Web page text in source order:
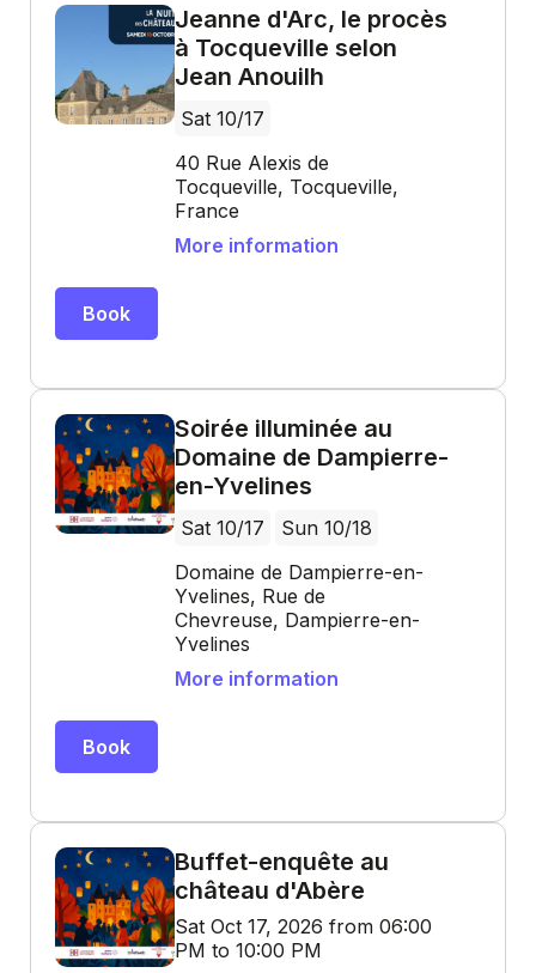
Jeanne d'Arc, le procès
à Tocqueville selon
Jean Anouilh
Sat 10/17
40 Rue Alexis de
Tocqueville, Tocqueville,
France
More information
Book
Soirée illuminée au
Domaine de Dampierre-
en-Yvelines
Sat 10/17
Sun 10/18
Domaine de Dampierre-en-
Yvelines, Rue de
Chevreuse, Dampierre-en-
Yvelines
More information
Book
Buffet-enquête au
château d'Abère
Sat Oct 17, 2026 from 06:00
PM to 10:00 PM